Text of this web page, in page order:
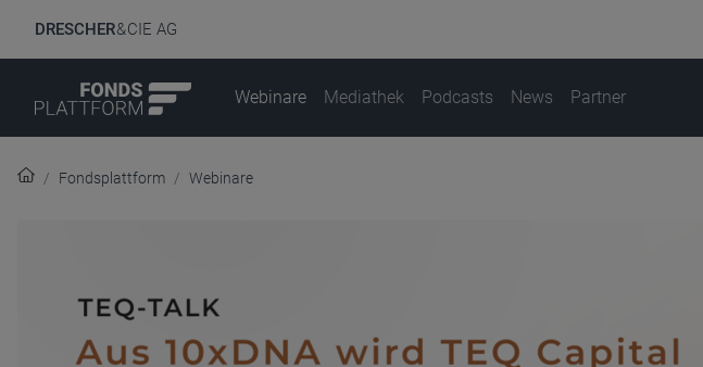
DRESCHER& CIE AG
Webinare Mediathek Podcasts News Partner
Fondsplattform Webinare